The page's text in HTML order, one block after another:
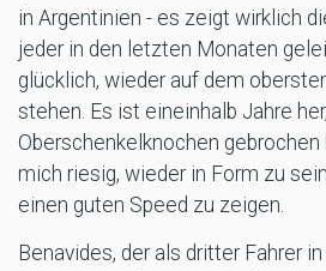
in Argentinien - es zeigt wirklich
jeder in den letzten Monaten
glücklich, wieder auf dem
stehen. Es ist eineinhalb Jahre
Oberschenkelknochen gebrochen
mich riesig, wieder in Form zu
einen guten Speed zu zeigen.
Benavides, der als dritter Fahrer